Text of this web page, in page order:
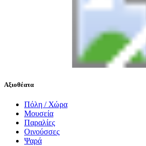
Αξιοθέατα
Πόλη / Χώρα
Μουσεία
Παραλίες
Οινούσσες
Ψαρά